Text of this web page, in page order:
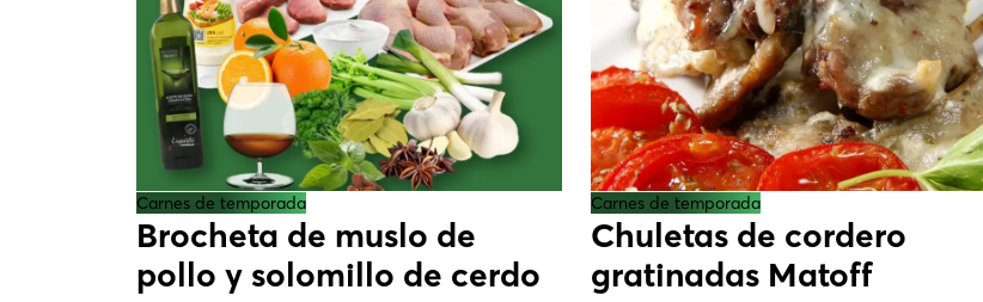
Carnes de temporada
Brocheta de muslo de
pollo y solomillo de cerdo
Carnes de temporada
Chuletas de cordero
gratinadas Matoff